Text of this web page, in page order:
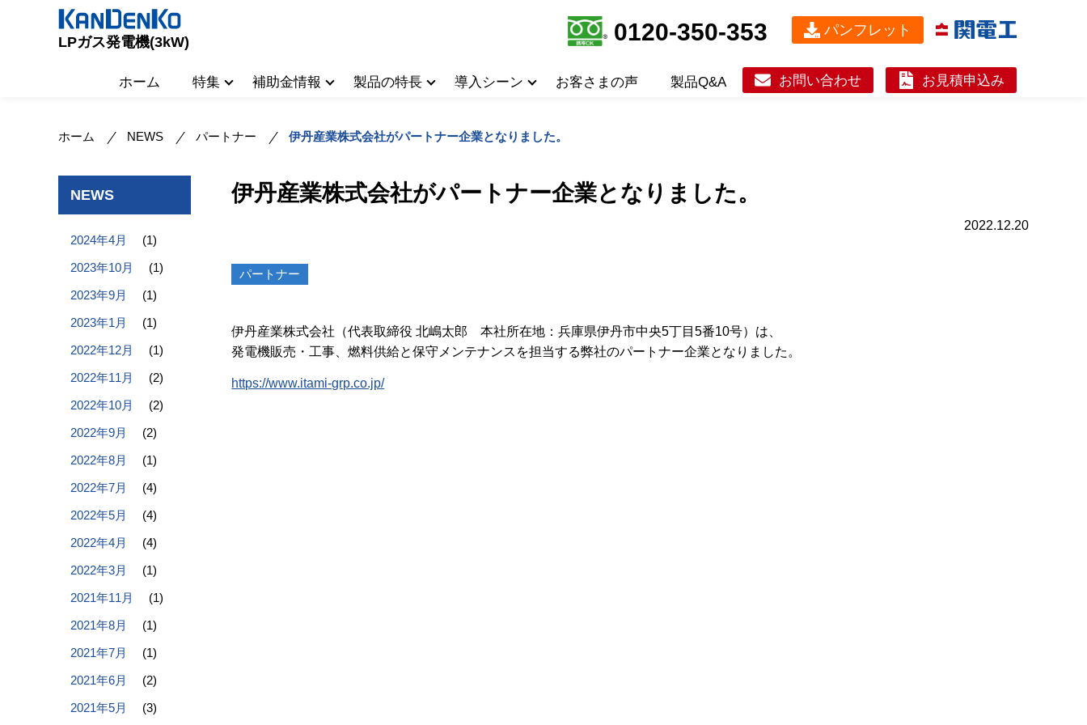
LPガス発電機(3kW) 0120-350-353 パンフレット
ホーム 特集 補助金情報 製品の特長 導入シーン お客さまの声 製品Q&A お問い合わせ お見積申込み
ホーム NEWS パートナー 伊丹産業株式会社がパートナー企業となりました。
伊丹産業株式会社がパートナー企業となりました。
2022.12.20
パートナー
伊丹産業株式会社（代表取締役 北嶋太郎 本社所在地：兵庫県伊丹市中央5丁目5番10号）は、
発電機販売・工事、燃料供給と保守メンテナンスを担当する弊社のパートナー企業となりました。
https://www.itami-grp.co.jp/
NEWS
2024年4月
(1)
2023年10月
(1)
2023年9月
(1)
2023年1月
(1)
2022年12月
(1)
2022年11月
(2)
2022年10月
(2)
2022年9月
(2)
2022年8月
(1)
2022年7月
(4)
2022年5月
(4)
2022年4月
(4)
2022年3月
(1)
2021年11月
(1)
2021年8月
(1)
2021年7月
(1)
2021年6月
(2)
2021年5月
(3)